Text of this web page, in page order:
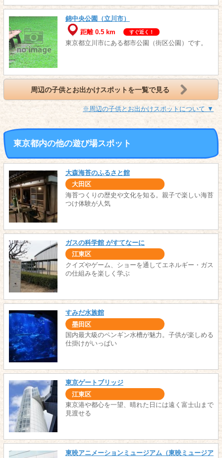
錦中央公園（立川市）
距離 0.5 km
すぐ近く！
東京都立川市にある都市公園（街区公園）です。
周辺の子供とお出かけスポットを一覧で見る
※周辺の子供とお出かけスポットについて ▼
東京都内の他の遊び場スポット
大森海苔のふるさと館
大田区
海苔つくりの歴史や文化を知る。親子で楽しい海苔
つけ体験が人気
ガスの科学館 がすてなーに
江東区
クイズやゲーム、ショーを通してエネルギー・ガス
の仕組みを楽しく学ぶ
すみだ水族館
墨田区
国内最大級のペンギン水槽が魅力。子供が楽しめる
仕掛けがいっぱい
東京ゲートブリッジ
江東区
東京港や都心を一望、晴れた日には遠く富士山まで
見渡せる
東映アニメーションミュージアム（東映ミュージア